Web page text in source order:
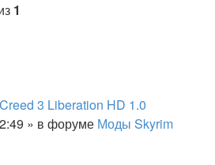
1
3 Liberation HD 1.0
» в форуме Моды Skyrim